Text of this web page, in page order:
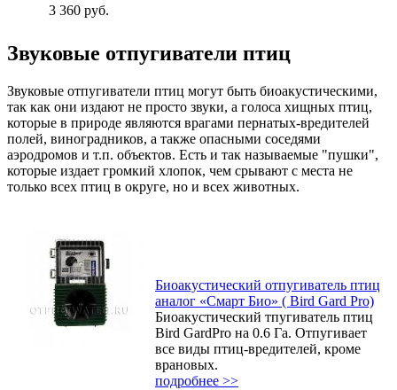
3 360 руб.
Звуковые отпугиватели птиц
Звуковые отпугиватели птиц могут быть биоакустическими,
так как они издают не просто звуки, а голоса хищных птиц,
которые в природе являются врагами пернатых-вредителей
полей, виноградников, а также опасными соседями
аэродромов и т.п. объектов. Есть и так называемые "пушки",
которые издает громкий хлопок, чем срывают с места не
только всех птиц в округе, но и всех животных.
Биоакустический отпугиватель птиц
аналог «Смарт Био» ( Bird Gard Pro)
Биоакустический тпугиватель птиц
Bird GardPro на 0.6 Га. Отпугивает
все виды птиц-вредителей, кроме
врановых.
подробнее >>